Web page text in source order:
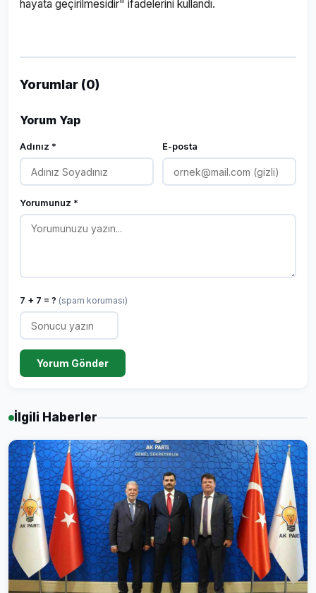
hayata geçirilmesidir" ifadelerini kullandı.
Yorumlar (0)
Yorum Yap
Adınız * E-posta
Yorumunuz *
7 + 7 = ? (spam koruması)
Yorum Gönder
İlgili Haberler